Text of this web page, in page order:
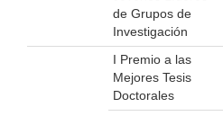
de Grupos de
Investigación
I Premio a las
Mejores Tesis
Doctorales